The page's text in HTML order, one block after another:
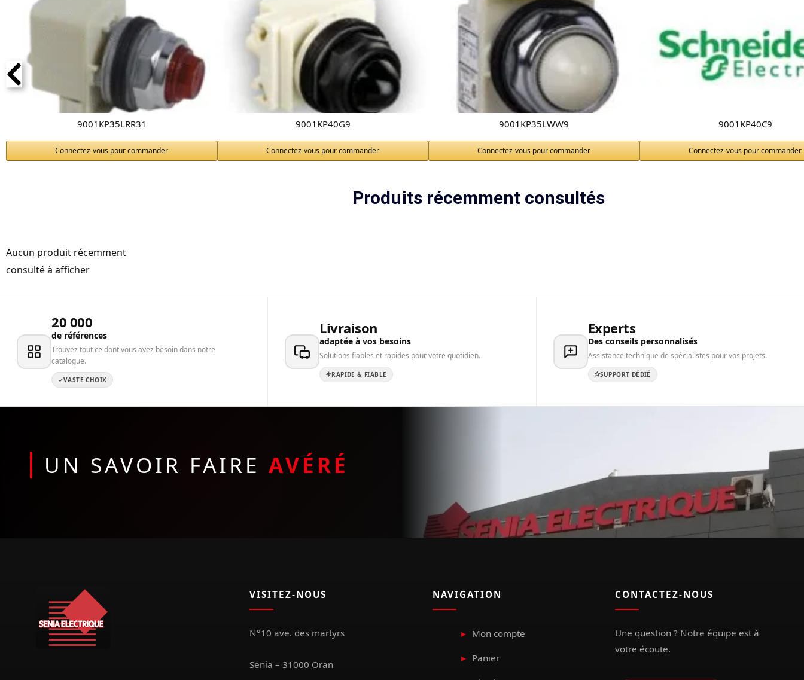
9001KP35LRR31
Connectez-vous pour commander
9001KP40G9
Connectez-vous pour commander
9001KP35LWW9
Connectez-vous pour commander
9001KP40C9
Connectez-vous pour commander
Produits récemment consultés
Aucun produit récemment
consulté à afficher
20 000
de références
Trouvez tout ce dont vous avez besoin dans notre
catalogue.
VASTE CHOIX
Livraison
adaptée à vos besoins
Solutions fiables et rapides pour votre quotidien.
RAPIDE & FIABLE
Experts
Des conseils personnalisés
Assistance technique de spécialistes pour vos projets.
SUPPORT DÉDIÉ
UN SAVOIR FAIRE AVÉRÉ
VISITEZ-NOUS
N°10 ave. des martyrs
Senia – 31000 Oran
NAVIGATION
Mon compte
Panier
CONTACTEZ-NOUS
Une question ? Notre équipe est à
votre écoute.